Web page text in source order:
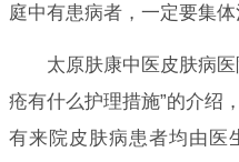
庭中有患病者，一定要集体
太原肤康中医皮肤病
疮有什么护理措施”的介绍
有来院皮肤病患者均由医